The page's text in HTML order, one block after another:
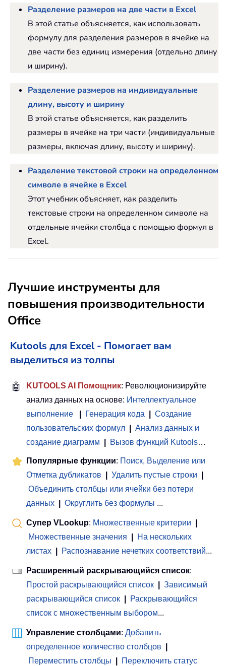
Разделение размеров на две части в Excel
В этой статье объясняется, как использовать
формулу для разделения размеров в ячейке на
две части без единиц измерения (отдельно длину
и ширину).
Разделение размеров на индивидуальные
длину, высоту и ширину
В этой статье объясняется, как разделить
размеры в ячейке на три части (индивидуальные
размеры, включая длину, высоту и ширину).
Разделение текстовой строки на определенном
символе в ячейке в Excel
Этот учебник объясняет, как разделить
текстовые строки на определенном символе на
отдельные ячейки столбца с помощью формул в
Excel.
Лучшие инструменты для
повышения производительности
Office
Kutools для Excel - Помогает вам
выделиться из толпы
🤖 KUTOOLS AI Помощник: Революционизируйте
анализ данных на основе: Интеллектуальное
выполнение
Генерация кода
Создание
пользовательских формул
Анализ данных и
создание диаграмм
Вызов функций Kutools…
Популярные функции: Поиск, Выделение или
Отметка дубликатов
Удалить пустые строки
Объединить столбцы или ячейки без потери
данных
Округлить без формулы ...
Супер VLookup: Множественные критерии
Множественные значения
На нескольких
листах
Распознавание нечетких соответствий...
Расширенный раскрывающийся список:
Простой раскрывающийся список
Зависимый
раскрывающийся список
Раскрывающийся
список с множественным выбором...
Управление столбцами: Добавить
определенное количество столбцов
Переместить столбцы
Переключить статус